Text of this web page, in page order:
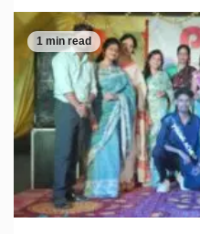
1 min read